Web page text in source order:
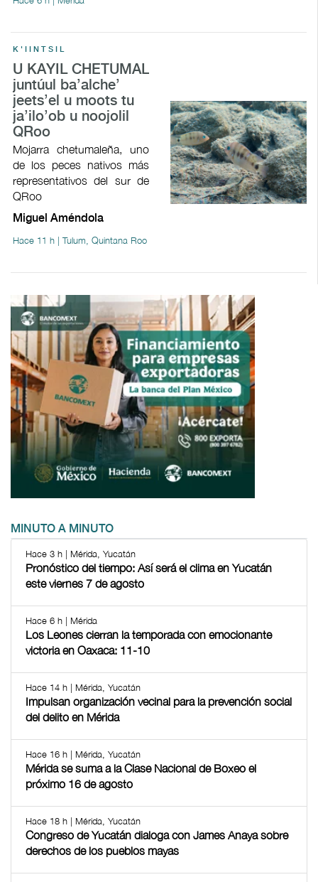
K'IINTSIL
U KAYIL CHETUMAL
juntúul ba’alche’
jeets’el u moots tu
ja’ilo’ob u noojolil
QRoo
Mojarra chetumaleña, uno
de los peces nativos más
representativos del sur de
QRoo
Miguel Améndola
Hace 11 h | Tulum, Quintana Roo
MINUTO A MINUTO
Hace 3 h | Mérida, Yucatán
Pronóstico del tiempo: Así será el clima en Yucatán
este viernes 7 de agosto
Hace 6 h | Mérida
Los Leones cierran la temporada con emocionante
victoria en Oaxaca: 11-10
Hace 14 h | Mérida, Yucatán
Impulsan organización vecinal para la prevención social
del delito en Mérida
Hace 16 h | Mérida, Yucatán
Mérida se suma a la Clase Nacional de Boxeo el
próximo 16 de agosto
Hace 18 h | Mérida, Yucatán
Congreso de Yucatán dialoga con James Anaya sobre
derechos de los pueblos mayas